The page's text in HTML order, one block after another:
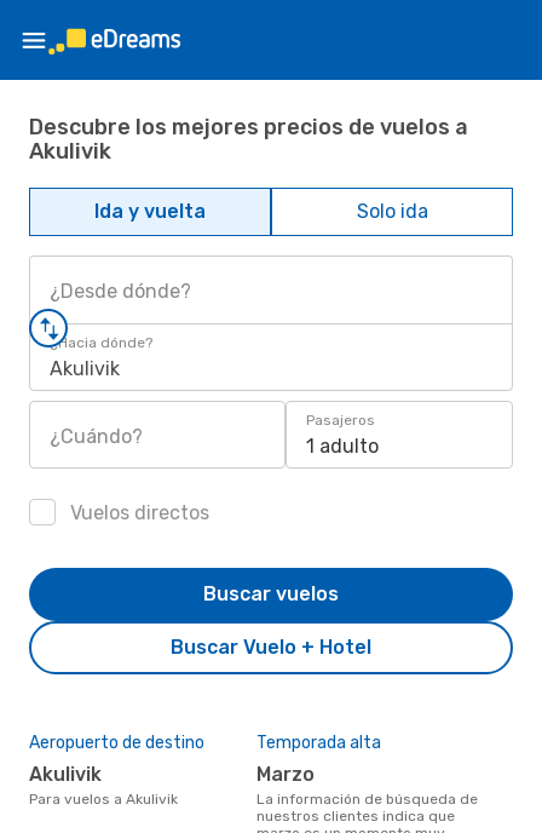
Descubre los mejores precios de vuelos a
Akulivik
Ida y vuelta Solo ida
¿Desde dónde?
¿Hacia dónde?
Akulivik
¿Cuándo?
Pasajeros
1 adulto
Vuelos directos
Buscar Vuelo + Hotel
Buscar vuelos
Aeropuerto de destino
Akulivik
Para vuelos a Akulivik
Temporada alta
marzo
La información de búsqueda de
nuestros clientes indica que